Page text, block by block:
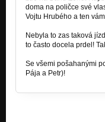
doma na poličce své
Vojtu Hrubého a ten
Nebyla to zas taková
to často docela prdel!
Se všemi pošahanými
Pája a Petr)!